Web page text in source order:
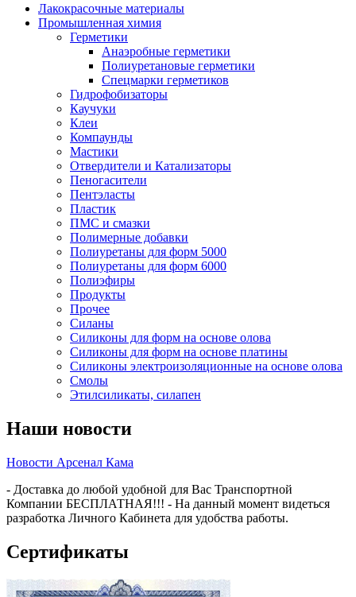
Лакокрасочные материалы
Промышленная химия
Герметики
Анаэробные герметики
Полиуретановые герметики
Спецмарки герметиков
Гидрофобизаторы
Каучуки
Клеи
Компаунды
Мастики
Отвердители и Катализаторы
Пеногасители
Пентэласты
Пластик
ПМС и смазки
Полимерные добавки
Полиуретаны для форм 5000
Полиуретаны для форм 6000
Полиэфиры
Продукты
Прочее
Силаны
Силиконы для форм на основе олова
Силиконы для форм на основе платины
Силиконы электроизоляционные на основе олова
Смолы
Этилсиликаты, силапен
Наши новости
Новости Арсенал Кама
- Доставка до любой удобной для Вас Транспортной
Компании БЕСПЛАТНАЯ!!! - На данный момент видеться
разработка Личного Кабинета для удобства работы.
Сертификаты